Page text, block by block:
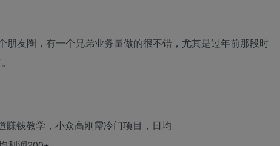
友圈，有一个兄弟业务量做的很不错，尤其是过年前那段时